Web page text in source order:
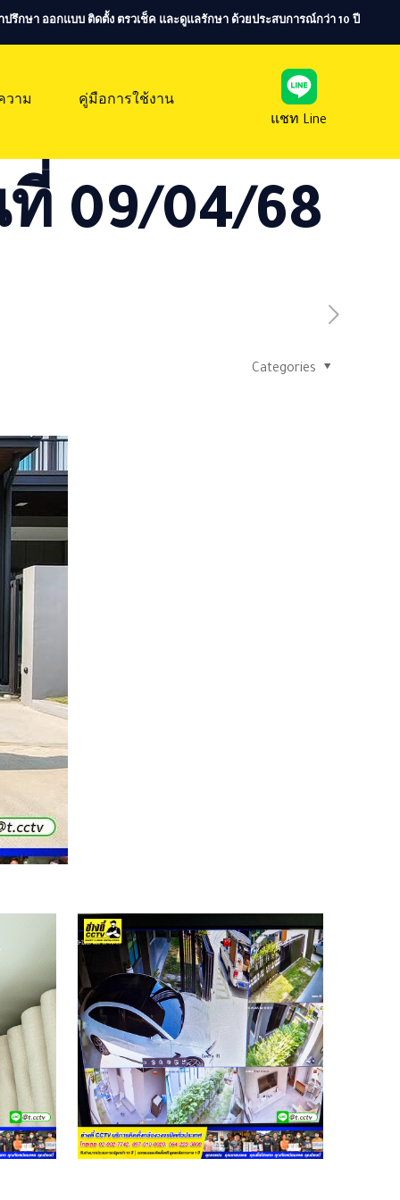
ปรึกษา ออกแบบ ติดตั้ง ตรวเช็ค และดูแลรักษา ด้วยประสบการณ์กว่า 10 ปี
วาม
คู่มือการใช้งาน
แชท Line
09/04/68
Categories